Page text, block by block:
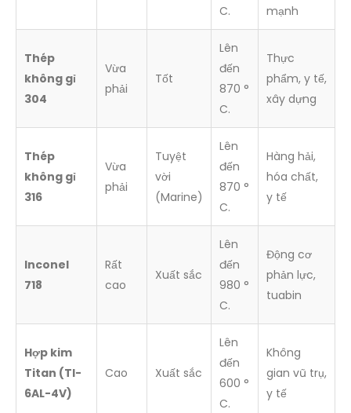
C.
mạnh
Thép
không gỉ
304
Vừa
phải
Tốt
Lên
đến
870 °
C.
Thực
phẩm, y tế,
xây dựng
Thép
không gỉ
316
Vừa
phải
Tuyệt
vời
(Marine)
Lên
đến
870 °
C.
Hàng hải,
hóa chất,
y tế
Inconel
718
Rất
cao
Xuất sắc
Lên
đến
980 °
C.
Động cơ
phản lực,
tuabin
Hợp kim
Titan (TI-
6AL-4V)
Cao Xuất sắc
Lên
đến
600 °
C.
Không
gian vũ trụ,
y tế